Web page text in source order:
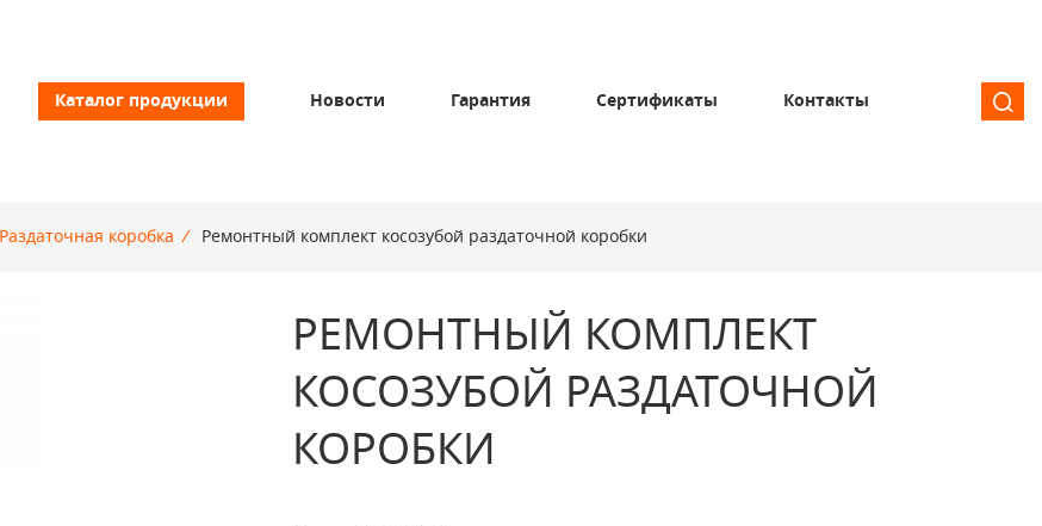
Каталог продукции Новости Гарантия Сертификаты Контакты
Раздаточная коробка / Ремонтный комплект косозубой раздаточной коробки
РЕМОНТНЫЙ КОМПЛЕКТ
КОСОЗУБОЙ РАЗДАТОЧНОЙ
КОРОБКИ